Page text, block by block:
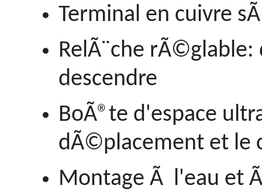
Terminal en cuivre
RelÃ¨che
descendre
BoÃ®te d'espace
dÃ©placement et le
Montage Ã l'eau et